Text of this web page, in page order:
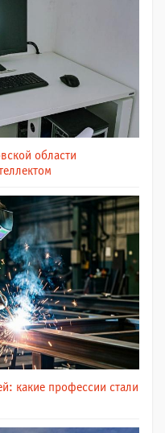
области
какие профессии стали